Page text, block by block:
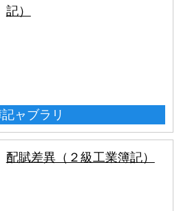
記）
ャブラリ
配賦差異（２級工業簿記）